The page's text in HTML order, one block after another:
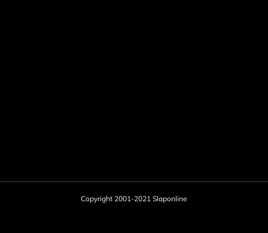
Copyright 2001-2021 Slaponline